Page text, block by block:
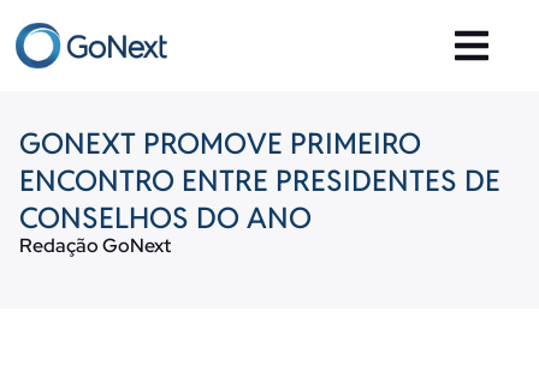
GONEXT PROMOVE PRIMEIRO
ENCONTRO ENTRE PRESIDENTES DE
CONSELHOS DO ANO
Redação GoNext